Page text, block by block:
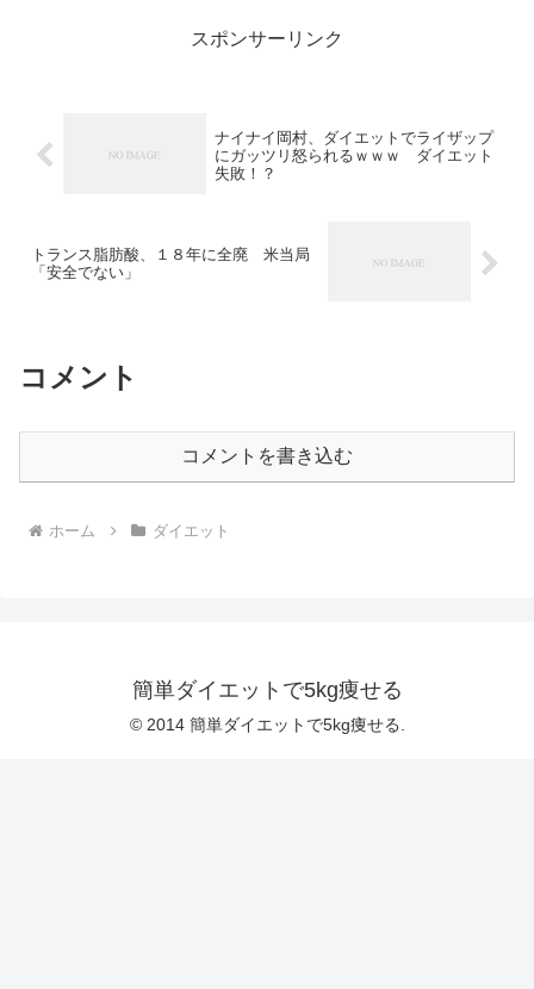
スポンサーリンク
ナイナイ岡村、ダイエットでライザップ
にガッツリ怒られるｗｗｗ ダイエット
失敗！？
トランス脂肪酸、１８年に全廃 米当局
「安全でない」
コメント
コメントを書き込む
ホーム ダイエット
簡単ダイエットで5kg痩せる
© 2014 簡単ダイエットで5kg痩せる.